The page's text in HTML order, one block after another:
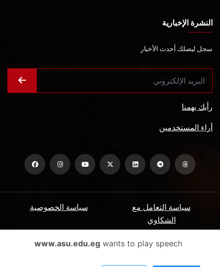
النشرة الإخبارية
سجل ليصلك أحدث الأخبار
رأيك يهمنا
أراء المستخدمين
سياسة الخصوصية
سياسة التعامل مع
الشكاوي
الأسئلة الشائعة ميثاق المتعاملين www.asu.edu.egwants to play speech